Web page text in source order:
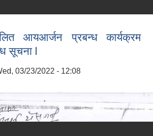
आयआर्जन प्रबन्ध कार्यक्रम
सूचना l
03/23/2022 - 12:08